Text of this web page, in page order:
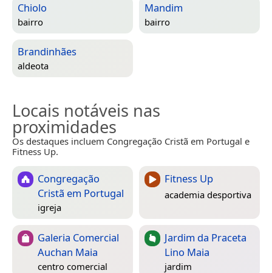
Chiolo
bairro
Mandim
bairro
Brandinhães
aldeota
Locais notáveis nas
proximidades
Os destaques incluem Congregação Cristã em Portugal e
Fitness Up.
Congregação
Cristã em Portugal
igreja
Fitness Up
academia desportiva
Galeria Comercial
Auchan Maia
centro comercial
Jardim da Praceta
Lino Maia
jardim